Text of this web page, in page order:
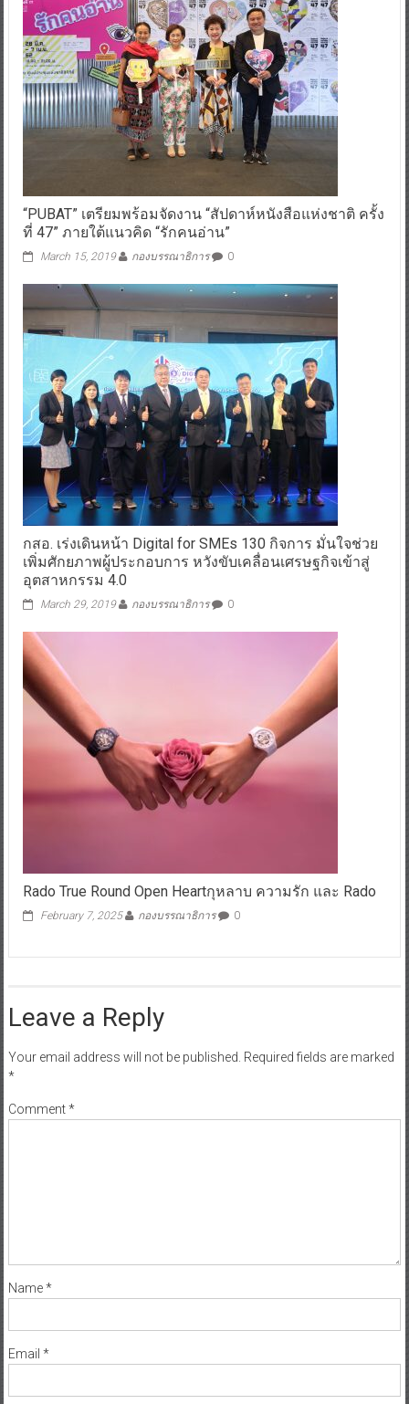
“PUBAT” เตรียมพร้อมจัดงาน “สัปดาห์หนังสือแห่งชาติ ครั้ง
ที่ 47” ภายใต้แนวคิด “รักคนอ่าน”
March 15, 2019 กองบรรณาธิการ 0
กสอ. เร่งเดินหน้า Digital for SMEs 130 กิจการ มั่นใจช่วย
เพิ่มศักยภาพผู้ประกอบการ หวังขับเคลื่อนเศรษฐกิจเข้าสู่
อุตสาหกรรม 4.0
March 29, 2019 กองบรรณาธิการ 0
Rado True Round Open Heartกุหลาบ ความรัก และ Rado
February 7, 2025 กองบรรณาธิการ 0
Leave a Reply
Your email address will not be published. Required fields are marked
*
Comment*
Name*
Email *